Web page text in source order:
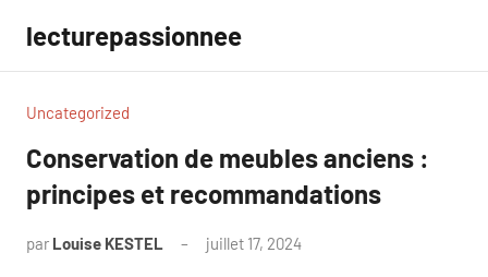
contenu
lecturepassionnee
Uncategorized
Conservation de meubles anciens :
principes et recommandations
par Louise KESTEL juillet 17, 2024